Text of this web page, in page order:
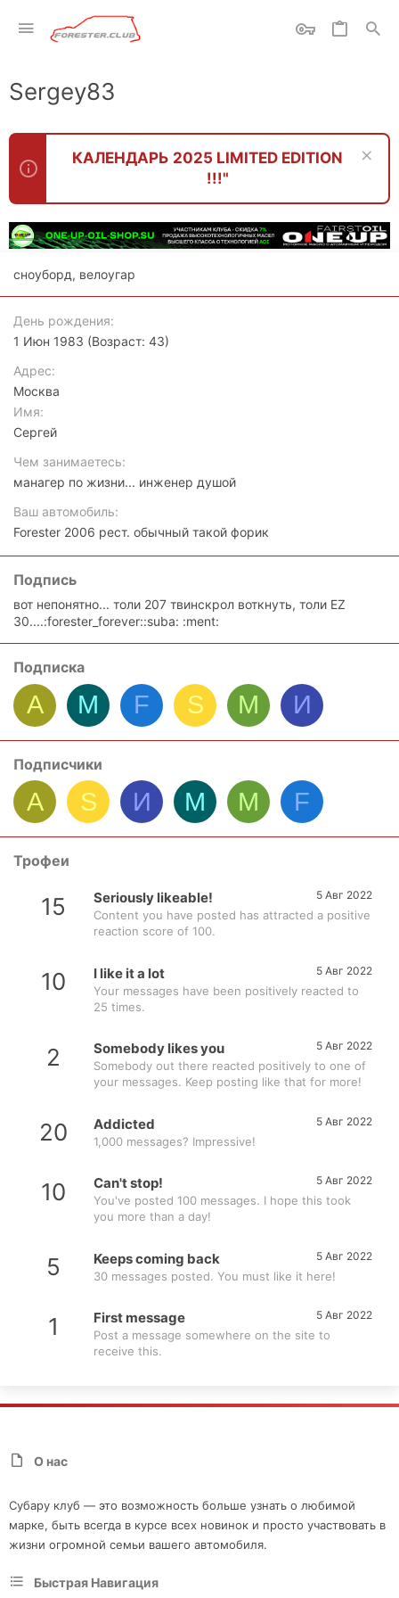
Sergey83
КАЛЕНДАРЬ 2025 LIMITED EDITION
!!!"
сноуборд, велоугар
День рождения
1 Июн 1983 (Возраст: 43)
Адрес
Москва
Имя
Сергей
Чем занимаетесь
манагер по жизни... инженер душой
Ваш автомобиль
Forester 2006 рест. обычный такой форик
Подпись
вот непонятно... толи 207 твинскрол воткнуть, толи EZ
30....:forester_forever::suba: :ment:
Подписка
A M F S M И
Подписчики
A S И M M F
Трофеи
15 5 Авг 2022
Seriously likeable!
Content you have posted has attracted a positive
reaction score of 100.
10 5 Авг 2022
I like it a lot
Your messages have been positively reacted to
25 times.
2 5 Авг 2022
Somebody likes you
Somebody out there reacted positively to one of
your messages. Keep posting like that for more!
20 5 Авг 2022
Addicted
1,000 messages? Impressive!
10 5 Авг 2022
Can't stop!
You've posted 100 messages. I hope this took
you more than a day!
5 5 Авг 2022
Keeps coming back
30 messages posted. You must like it here!
1 5 Авг 2022
First message
Post a message somewhere on the site to
receive this.
О нас
Субару клуб — это возможность больше узнать о любимой
марке, быть всегда в курсе всех новинок и просто участвовать в
жизни огромной семьи вашего автомобиля.
Быстрая Навигация